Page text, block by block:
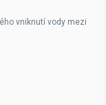
vniknutí vody mezi